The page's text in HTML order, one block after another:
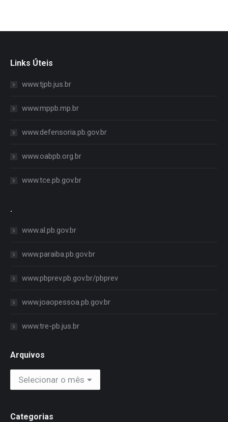
Links Úteis
www.tjpb.jus.br
www.mppb.mp.br
www.defensoria.pb.gov.br
www.oabpb.org.br
www.tce.pb.gov.br
.
www.al.pb.gov.br
www.paraiba.pb.gov.br
www.pbprev.pb.gov.br/pbprev
www.joaopessoa.pb.gov.br
www.tre-pb.jus.br
Arquivos
Arquivos
Categorias